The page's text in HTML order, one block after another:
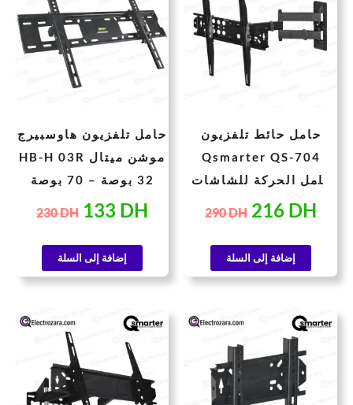
حامل تلفزيون هاوسبيرج
HB-H 03R موشن ميتال
32 بوصة – 70 بوصة
230DH
هو:
230 DH.
133 DH
هو:
133 DH.
إضافة إلى السلة
حامل حائط تلفزيون
Qsmarter QS-704
كامل الحركة للشاشات
290DH
هو:
290 DH.
216 DH
هو:
إضافة إلى السلة
السعر
الأصلي
هو:
550 DH.
السعر
399 DH.
السعر
الأصلي
هو:
60 DH.